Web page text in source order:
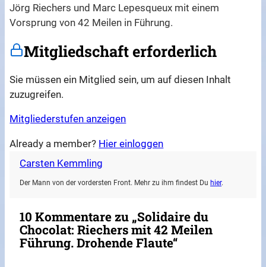
Jörg Riechers und Marc Lepesqueux mit einem
Vorsprung von 42 Meilen in Führung.
Mitgliedschaft erforderlich
Sie müssen ein Mitglied sein, um auf diesen Inhalt
zuzugreifen.
Mitgliederstufen anzeigen
Already a member? Hier einloggen
Carsten Kemmling
Der Mann von der vordersten Front. Mehr zu ihm findest Du hier.
10 Kommentare zu „Solidaire du
Chocolat: Riechers mit 42 Meilen
Führung. Drohende Flaute“